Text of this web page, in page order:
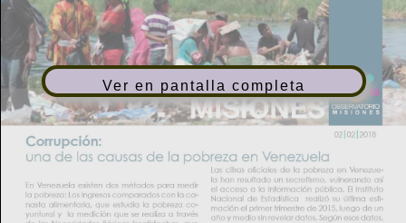
Ver en pantalla completa